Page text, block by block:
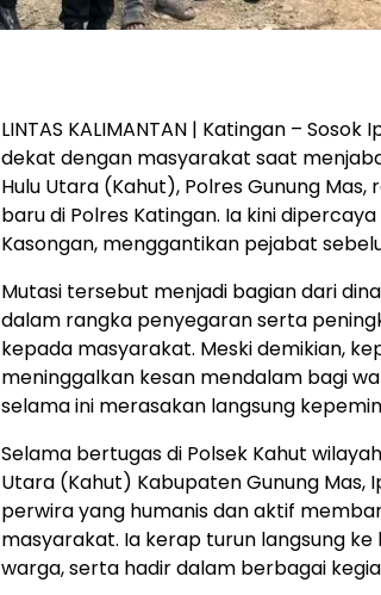
LINTAS KALIMANTAN | Katingan – Sosok
dekat dengan masyarakat saat
Hulu Utara (Kahut), Polres Gunung
baru di Polres Katingan. Ia kini
Kasongan, menggantikan pejabat
Mutasi tersebut menjadi bagian dari
dalam rangka penyegaran serta
kepada masyarakat. Meski demikian,
meninggalkan kesan mendalam bagi
selama ini merasakan langsung
Selama bertugas di Polsek Kahut
Utara (Kahut) Kabupaten Gunung Mas,
perwira yang humanis dan aktif
masyarakat. Ia kerap turun langsung
warga, serta hadir dalam berbagai